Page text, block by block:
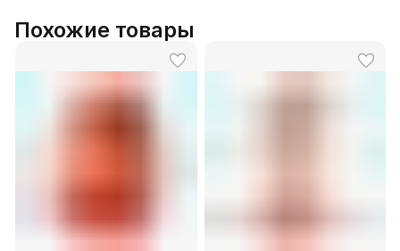
Похожие товары